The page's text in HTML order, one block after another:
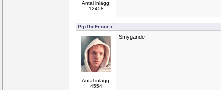
Antal inlägg:
12458
PipTheFennec
Antal inlägg:
4554
Smygande